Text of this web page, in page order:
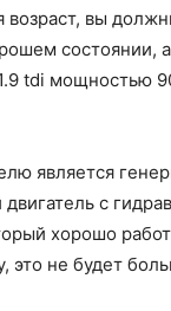
возраст, вы
состоянии,
tdi мощностью
является
с
хорошо
это не будет